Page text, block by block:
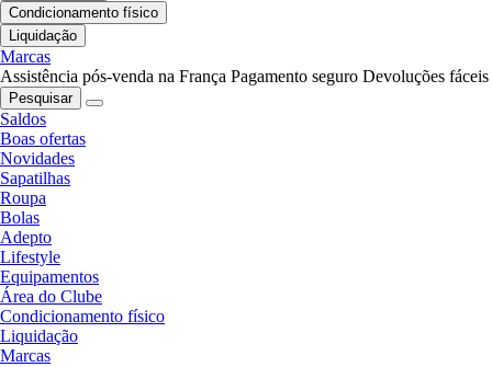
Condicionamento físico
Liquidação
Marcas
Assistência pós-venda na França Pagamento seguro Devoluções fáceis
Pesquisar
Saldos
Boas ofertas
Novidades
Sapatilhas
Roupa
Bolas
Adepto
Lifestyle
Equipamentos
Área do Clube
Condicionamento físico
Liquidação
Marcas